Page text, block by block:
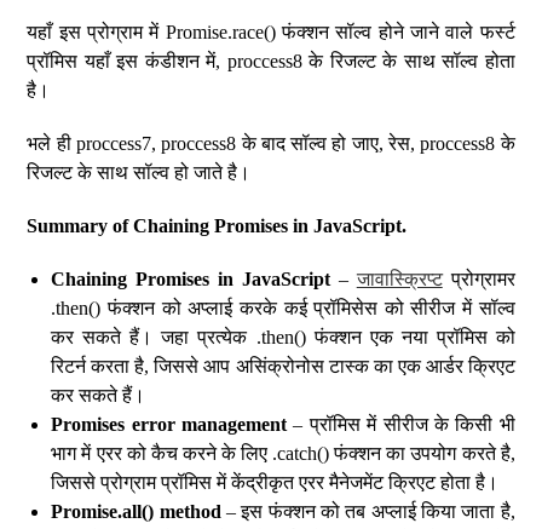
यहाँ इस प्रोग्राम में Promise.race() फंक्शन सॉल्व होने जाने वाले फर्स्ट
प्रॉमिस यहाँ इस कंडीशन में, proccess8 के रिजल्ट के साथ सॉल्व होता
है।
भले ही proccess7, proccess8 के बाद सॉल्व हो जाए, रेस, proccess8 के
रिजल्ट के साथ सॉल्व हो जाते है।
Summary of Chaining Promises in JavaScript.
Chaining Promises in JavaScript –जावास्क्रिप्टप्रोग्रामर
.then() फंक्शन को अप्लाई करके कई प्रॉमिसेस को सीरीज में सॉल्व
कर सकते हैं। जहा प्रत्येक .then() फंक्शन एक नया प्रॉमिस को
रिटर्न करता है, जिससे आप असिंक्रोनोस टास्क का एक आर्डर क्रिएट
कर सकते हैं।
Promises error management – प्रॉमिस में सीरीज के किसी भी
भाग में एरर को कैच करने के लिए .catch() फंक्शन का उपयोग करते है,
जिससे प्रोग्राम प्रॉमिस में केंद्रीकृत एरर मैनेजमेंट क्रिएट होता है।
Promise.all() method – इस फंक्शन को तब अप्लाई किया जाता है,